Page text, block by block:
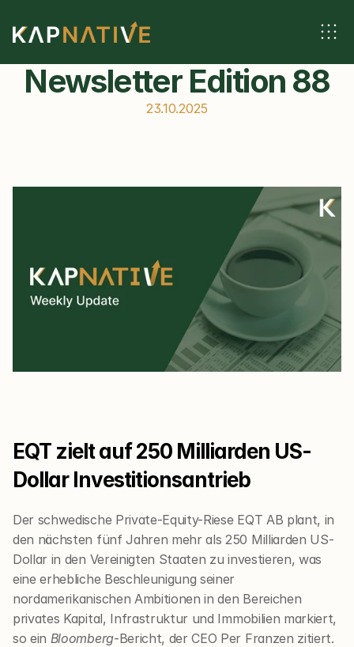
Newsletter Edition 88
23.10.2025
EQT zielt auf 250 Milliarden US-
Dollar Investitionsantrieb
Der schwedische Private-Equity-Riese EQT AB plant, in
den nächsten fünf Jahren mehr als 250 Milliarden US-
Dollar in den Vereinigten Staaten zu investieren, was
eine erhebliche Beschleunigung seiner
nordamerikanischen Ambitionen in den Bereichen
privates Kapital, Infrastruktur und Immobilien markiert,
so ein Bloomberg-Bericht, der CEO Per Franzen zitiert.